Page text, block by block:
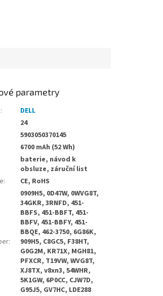
parametry
:
DELL
24
5903050370145
6700 mAh (52 Wh)
baterie, návod k
obsluze, záruční list
: CE, RoHS
:
0909H5, 0D47W, 0WVG8T,
34GKR, 3RNFD, 451-
BBFS, 451-BBFT, 451-
BBFV, 451-BBFY, 451-
BBQE, 462-3750, 6G86K,
909H5, C8GC5, F38HT,
G0G2M, KR71X, MGH81,
PFXCR, T19VW, WVG8T,
XJ8TX, v8xn3, 54WHR,
5K1GW, 6P0CC, CJW7D,
G95J5, GV7HC, LDE288